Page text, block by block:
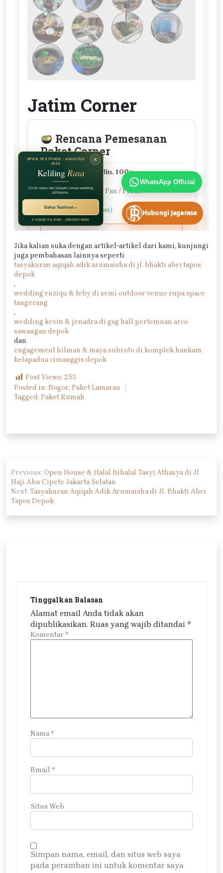
Jika kalian suka dengan artikel-artikel dari kami, kunjungi
juga pembahasan lainnya seperti
tasyakuran aqiqah adik arumaisha di jl. bhakti abri tapos
depok
,
wedding ruziqu & feby di semi outdoor venue rupa space
tangerang
,
wedding kevin & jenadra di gsg hall pertemuan arco
sawangan depok
dan
engagement hilman & maya subroto di komplek hankam
kelapadua cimanggis depok
Post Views: 253
Posted in: Bogor, Paket Lamaran
Tagged: Paket Rumah
pos
Previous: Open House & Halal Bihalal Tasyi Athasya di Jl
Haji Abu Cipete Jakarta Selatan
Next: Tasyakuran Aqiqah Adik Arumaisha di Jl. Bhakti Abri
Tapos Depok
Tinggalkan Balasan
Alamat email Anda tidak akan
dipublikasikan. Ruas yang wajib ditandai *
Komentar *
Nama*
Email *
Situs Web
Simpan nama, email, dan situs web saya
pada peramban ini untuk komentar saya